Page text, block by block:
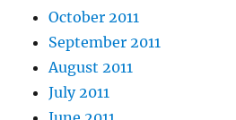
October 2011
September 2011
August 2011
July 2011